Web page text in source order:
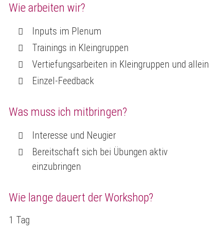
Wie arbeiten wir?
Inputs im Plenum
Trainings in Kleingruppen
Vertiefungsarbeiten in Kleingruppen und allein
Einzel-Feedback
Was muss ich mitbringen?
Interesse und Neugier
Bereitschaft sich bei Übungen aktiv
einzubringen
Wie lange dauert der Workshop?
1 Tag